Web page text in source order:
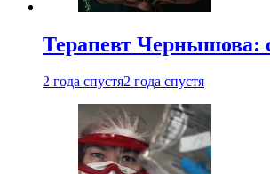
Терапевт Чернышова:
2 года спустя2 года спустя